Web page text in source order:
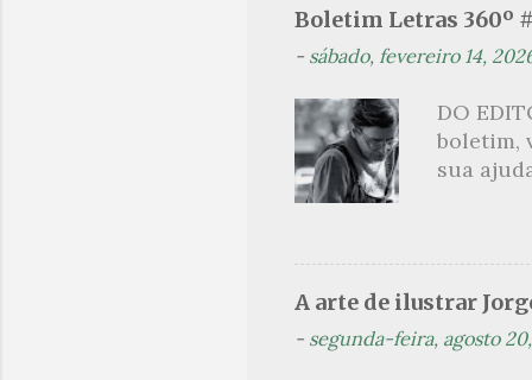
toda
na hora
Boletim Letras 360º
- sábado, fevereiro 14,
DO
boletim,
sua
são
(Flip) de
A arte de ilustrar
- segunda-feira, agosto